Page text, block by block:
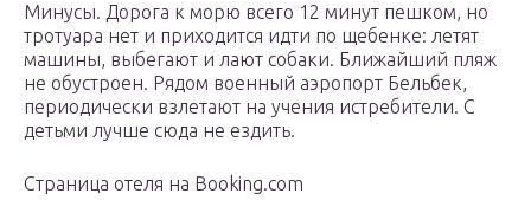
Минусы. Дорога к морю всего 12 минут пешком, но
тротуара нет и приходится идти по щебенке: летят
машины, выбегают и лают собаки. Ближайший пляж
не обустроен. Рядом военный аэропорт Бельбек,
периодически взлетают на учения истребители. С
детьми лучше сюда не ездить.
Страница отеля на Booking.com